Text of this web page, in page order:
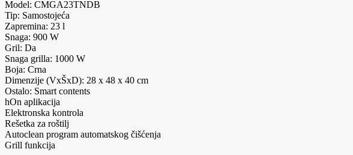
Model: CMGA23TNDB
Tip: Samostojeća
Zapremina: 23 l
Snaga: 900 W
Gril: Da
Snaga grilla: 1000 W
Boja: Crna
Dimenzije (VxŠxD): 28 x 48 x 40 cm
Ostalo: Smart contents
hOn aplikacija
Elektronska kontrola
Rešetka za roštilj
Autoclean program automatskog čišćenja
Grill funkcija